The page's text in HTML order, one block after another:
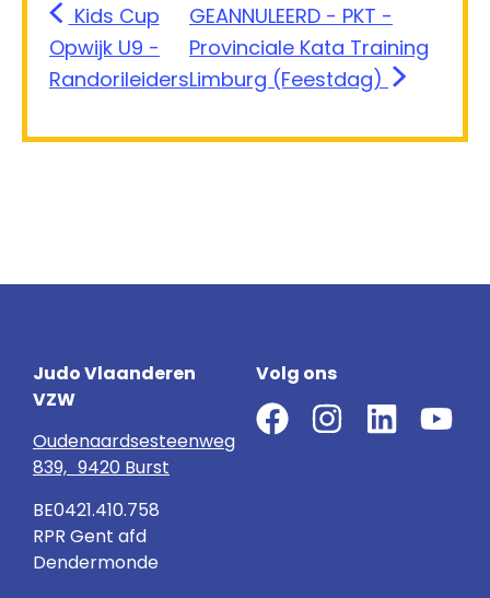
Kids Cup
Opwijk U9 -
Randorileiders
GEANNULEERD - PKT -
Provinciale Kata Training
Limburg (Feestdag)
Judo Vlaanderen
VZW
Oudenaardsesteenweg
839, 9420 Burst
BE0421.410.758
RPR Gent afd
Dendermonde
Volg ons